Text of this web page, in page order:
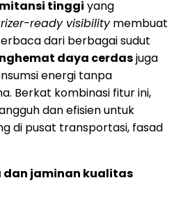
tinggi yang
ready visibilitymembuat
dari berbagai sudut
daya cerdasjuga
energi tanpa
Berkat kombinasi fitur ini,
dan efisien untuk
di pusat transportasi, fasad
dan jaminan kualitas